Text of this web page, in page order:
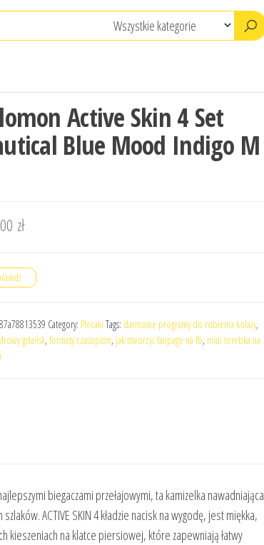
Active Skin 4 Set
Blue Mood Indigo M
zł
Category: Plecaki Tags: darmowe programy do robienia kolaży,
gdańsk, formaty czasopism, jak stworzyć fanpage na fb, mini torebka na
biegaczami przełajowymi, ta kamizelka nawadniająca
ACTIVE SKIN 4 kładzie nacisk na wygodę, jest miękka,
kieszeniach na klatce piersiowej, które zapewniają łatwy